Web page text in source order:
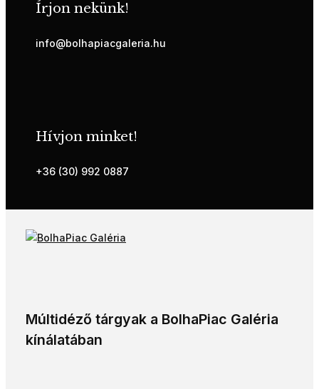
Írjon nekünk!
info@bolhapiacgaleria.hu
Hívjon minket!
+36 (30) 992 0887
Múltidéző tárgyak a BolhaPiac Galéria
kínálatában